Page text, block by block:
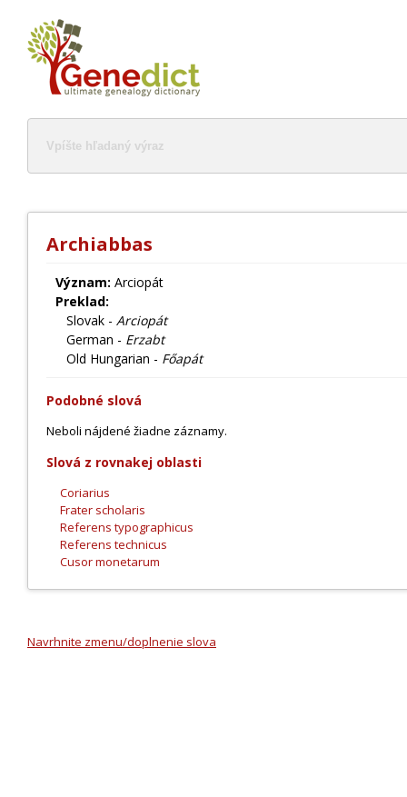
Archiabbas
Význam: Arciopát
Preklad:
Slovak - Arciopát
German - Erzabt
Old Hungarian - Főapát
Podobné slová
Neboli nájdené žiadne záznamy.
Slová z rovnakej oblasti
Coriarius
Frater scholaris
Referens typographicus
Referens technicus
Cusor monetarum
Navrhnite zmenu/doplnenie slova